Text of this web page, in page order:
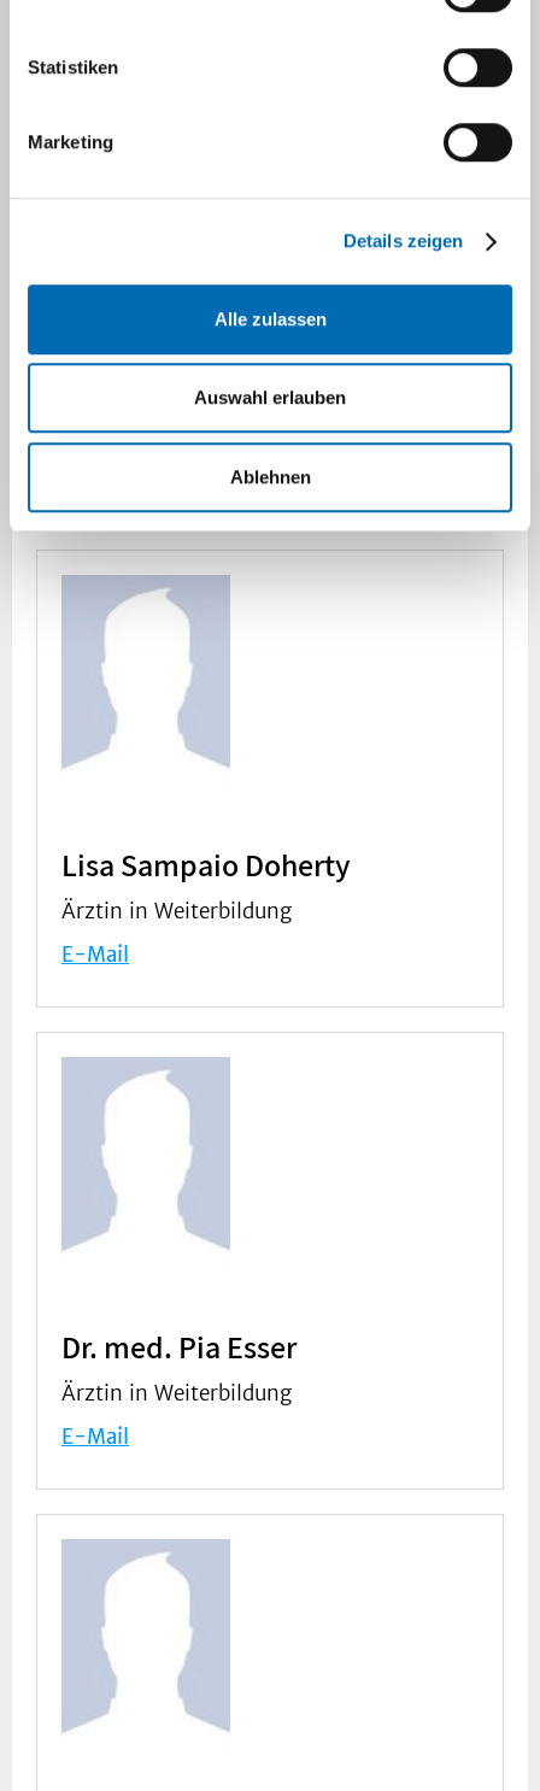
Statistiken
Marketing
Details zeigen
Alle zulassen
Auswahl erlauben
Ablehnen
Celina Dewes
Ärztin in Weiterbildung
Lisa Sampaio Doherty
Ärztin in Weiterbildung
E-Mail
Dr. med. Pia Esser
Ärztin in Weiterbildung
E-Mail